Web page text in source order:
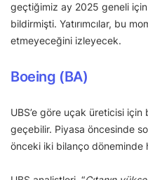
geçtiğimiz ay 2025 geneli için
bildirmişti. Yatırımcılar, bu
etmeyeceğini izleyecek.
Boeing (BA)
UBS’e göre uçak üreticisi
geçebilir. Piyasa öncesinde
önceki iki bilanço döneminde